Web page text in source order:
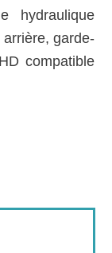
hydraulique
garde-
compatible